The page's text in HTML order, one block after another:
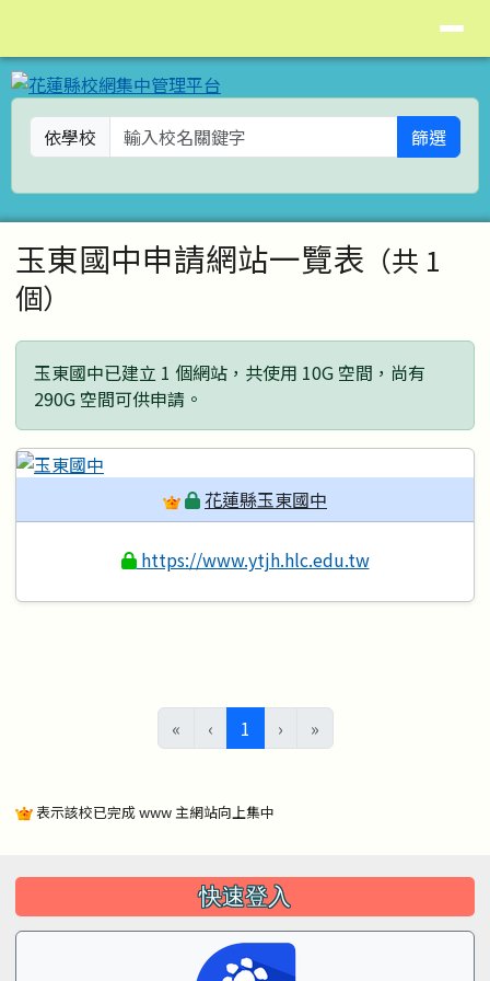
依學校 篩選
主內容區域
玉東國中申請網站一覽表 （共 1
個）
玉東國中已建立 1 個網站，共使用 10G 空間，尚有
290G 空間可供申請。
花蓮縣玉東國中
https://www.ytjh.hlc.edu.tw
« ‹ 1 (目前頁次)
› »
表示該校已完成 www 主網站向上集中
左邊區域內容 快速登入
頁尾區域